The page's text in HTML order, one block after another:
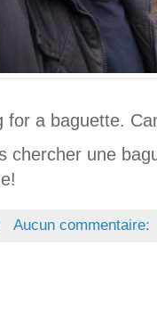
for a baguette.
chercher une
Aucun commentaire: